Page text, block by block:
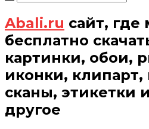
Abali.ru сайт,
бесплатно
картинки, обои,
иконки,
сканы, этикетки
другое